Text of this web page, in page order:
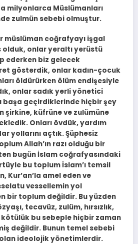
milyonlarca Müslümanları
zulmün sebebi olmuştur.
müslüman coğrafyayı işgal
olduk, onlar yeraltı yerüstü
ederken biz gelecek
gösterdik, onlar kadın-çocuk
öldürürken ölüm endişesiyle
onlar sadık yerli yönetici
başa geçirdiklerinde hiçbir şey
şirkine, küfrüne ve zulümüne
Onları övdük, yardım
yollarını açtık. Şüphesiz
Allah’ın razı olduğu bir
bugün İslam coğrafyasındaki
bu toplum İslam’ı temsil
Kur’an’la amel eden ve
vessellemin yol
bir toplum değildir. Bu yüzden
tecavüz, zulüm, hırsızlık,
bu sebeple hiçbir zaman
değildir. Bunun temel sebebi
ideolojik yönetimlerdir.